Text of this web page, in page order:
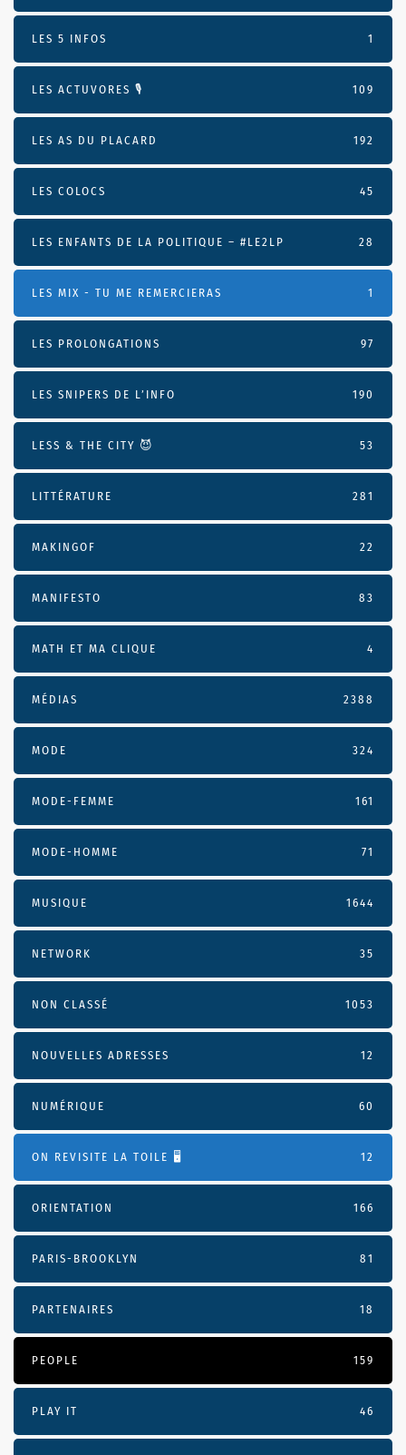
LES 5 INFOS 1
LES ACTUVORES 🎙 109
LES AS DU PLACARD 192
LES COLOCS 45
LES ENFANTS DE LA POLITIQUE – #LE2LP 28
LES MIX - TU ME REMERCIERAS 1
LES PROLONGATIONS 97
LES SNIPERS DE L’INFO 190
LESS & THE CITY 😈 53
LITTÉRATURE 281
MAKINGOF 22
MANIFESTO 83
MATH ET MA CLIQUE 4
MÉDIAS 2388
MODE 324
MODE-FEMME 161
MODE-HOMME 71
MUSIQUE 1644
NETWORK 35
NON CLASSÉ 1053
NOUVELLES ADRESSES 12
NUMÉRIQUE 60
ON REVISITE LA TOILE 🖥️ 12
ORIENTATION 166
PARIS-BROOKLYN 81
PARTENAIRES 18
PEOPLE 159
PLAY IT 46